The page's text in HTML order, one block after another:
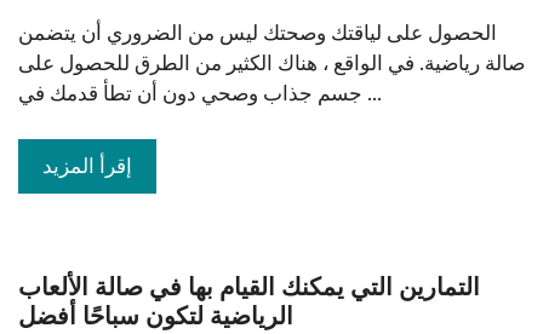
الحصول على لياقتك وصحتك ليس من الضروري أن يتضمن
صالة رياضية. في الواقع ، هناك الكثير من الطرق للحصول على
جسم جذاب وصحي دون أن تطأ قدمك في ...
إقرأ المزيد
التمارين التي يمكنك القيام بها في صالة الألعاب
الرياضية لتكون سباحًا أفضل